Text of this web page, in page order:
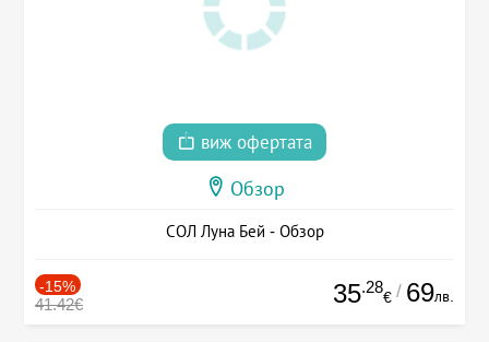
виж офертата
Обзор
СОЛ Луна Бей - Обзор
-15%
41.42€ 35.28
€ / 69лв.